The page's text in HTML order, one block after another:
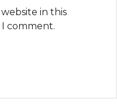
in this
comment.